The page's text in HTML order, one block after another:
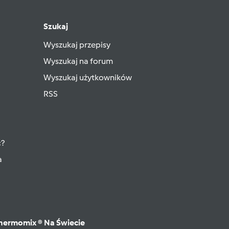
Szukaj
Wyszukaj przepisy
Wyszukaj na forum
Wyszukaj użytkowników
RSS
® Na Świecie